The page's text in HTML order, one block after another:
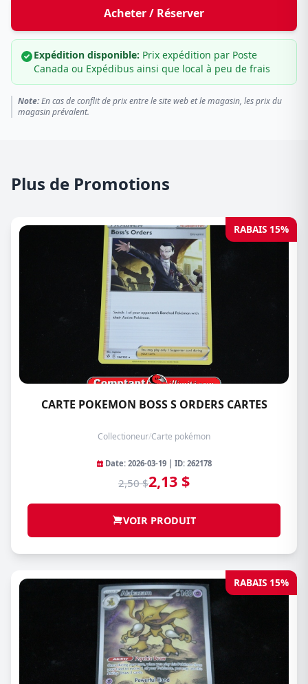
Acheter / Réserver
Expédition disponible: Prix expédition par Poste
Canada ou Expédibus ainsi que local à peu de frais
Note:En cas de conflit de prix entre le site web et le magasin, les prix du
magasin prévalent.
Plus de Promotions
RABAIS 15%
CARTE POKEMON BOSS S ORDERS CARTES
Collectioneur/Carte pokémon
Date: 2026-03-19 | ID: 262178
2,50 $2,13 $
VOIR PRODUIT
RABAIS 15%